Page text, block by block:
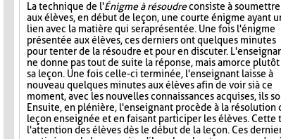
La technique de l'Énigme à résoudreconsiste à soumettre
aux élèves, en début de leçon, une courte énigme ayant
lien avec la matière qui sera présentée. Une fois l'énigme
présentée aux élèves, ces derniers ont quelques minutes
pour tenter de la résoudre et pour en discuter.
ne donne pas tout de suite la réponse, mais amorce plutôt
sa leçon. Une fois celle-ci terminée, l'enseignant laisse à
nouveau quelques minutes aux élèves afin de voir si à ce
moment, avec les nouvelles connaissances acquises, ils
Ensuite, en plénière, l'enseignant procède à la résolution
leçon enseignée et en faisant participer les élèves.
l'attention des élèves dès le début de la leçon. Ces